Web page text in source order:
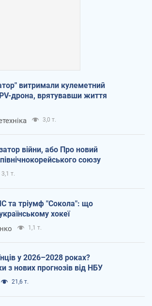
витримали кулеметний
дрона, врятувавши життя
3,0 т.
війни, або Про новий
союзу
3,1 т.
та тріумф "Сокола": що
хокеї
1,1 т.
у 2026–2028 роках?
з нових прогнозів від НБУ
21,6 т.